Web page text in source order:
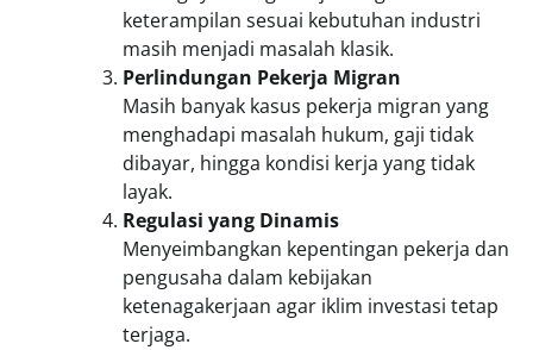
keterampilan sesuai kebutuhan industri
masih menjadi masalah klasik.
Perlindungan Pekerja Migran
Masih banyak kasus pekerja migran yang
menghadapi masalah hukum, gaji tidak
dibayar, hingga kondisi kerja yang tidak
layak.
Regulasi yang Dinamis
Menyeimbangkan kepentingan pekerja dan
pengusaha dalam kebijakan
ketenagakerjaan agar iklim investasi tetap
terjaga.